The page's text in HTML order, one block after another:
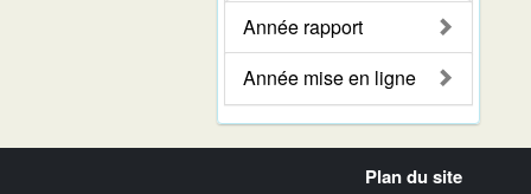
Année rapport
Année mise en ligne
Plan du site